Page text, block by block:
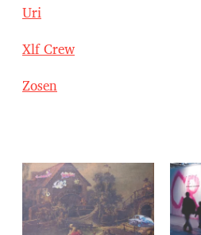
Uri
Xlf Crew
Zosen